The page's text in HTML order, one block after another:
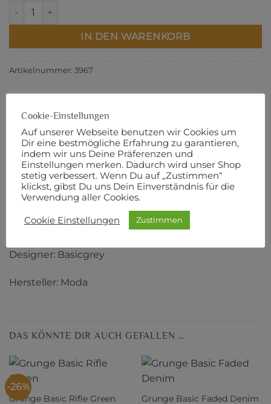
Grunge Basic Red Menge
IN DEN WARENKORB
Artikelnummer: 3967
BESCHREIBUNG
ZUSÄTZLICHE INFORMATIONEN
PRODUKTSICHERHEIT
110 cm Breite
100% Baumwolle
Designer: Basicgrey
Hersteller: Moda
DAS KÖNNTE DIR AUCH GEFALLEN …
-26%
Grunge Basic Rifle Green
Grunge Basic Faded Denim
Cookie-Einstellungen
Auf unserer Webseite benutzen wir Cookies um
Dir eine bestmögliche Erfahrung zu garantieren,
indem wir uns Deine Präferenzen und
Einstellungen merken. Dadurch wird unser Shop
stetig verbessert. Wenn Du auf „Zustimmen“
klickst, gibst Du uns Dein Einverständnis für die
Verwendung aller Cookies.
Cookie Einstellungen Zustimmen